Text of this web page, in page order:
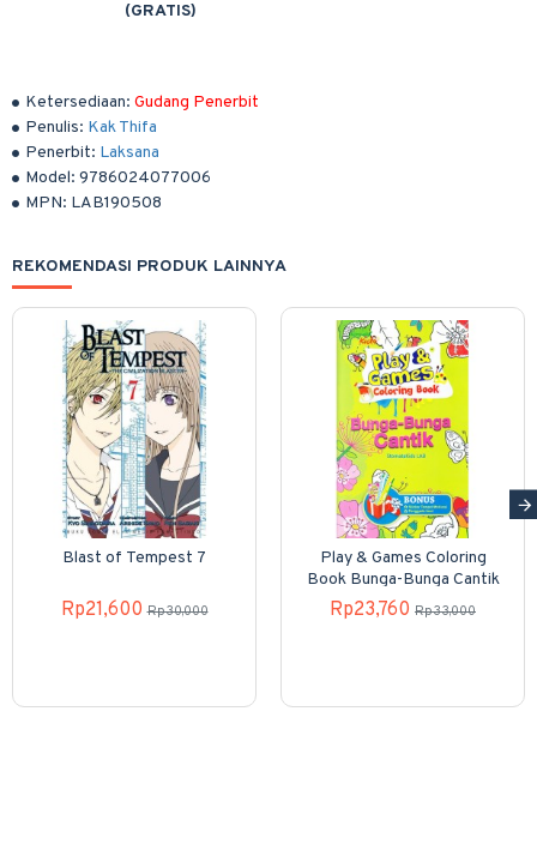
Ketersediaan: Gudang Penerbit
Penulis: Kak Thifa
Penerbit: Laksana
Model: 9786024077006
MPN: LAB190508
(GRATIS)
REKOMENDASI PRODUK LAINNYA
Blast of Tempest 7
Rp21,600 Rp30,000
Play & Games Coloring
Book Bunga-Bunga Cantik
Rp23,760 Rp33,000